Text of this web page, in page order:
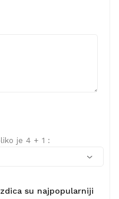
je 4 + 1 :
su najpopularniji